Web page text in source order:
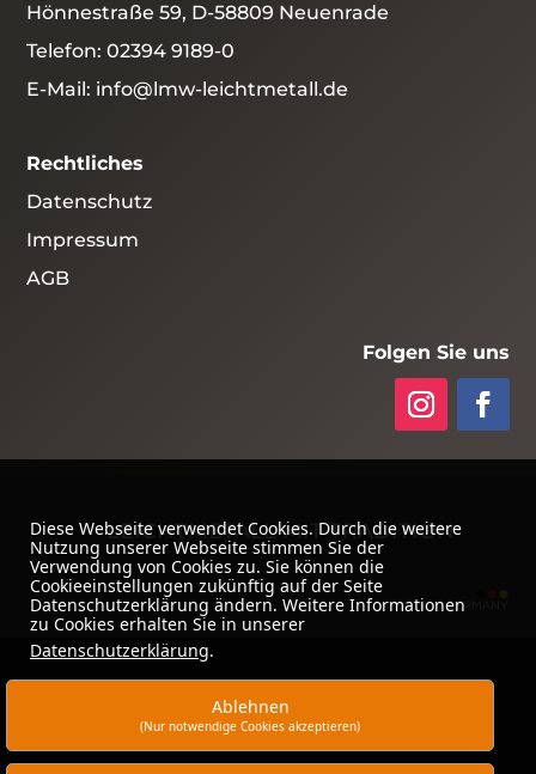
Hönnestraße 59, D-58809 Neuenrade
Telefon:02394 9189-0
E-Mail: info@lmw-leichtmetall.de
Rechtliches
Datenschutz
Impressum
AGB
Folgen Sie uns
LEICHTMETALL MIT TRADITION
Diese Webseite verwendet Cookies. Durch die weitere
Nutzung unserer Webseite stimmen Sie der
Verwendung von Cookies zu. Sie können die
Cookieeinstellungen zukünftig auf der Seite
Datenschutzerklärung ändern. Weitere Informationen
zu Cookies erhalten Sie in unserer
Datenschutzerklärung.
Ablehnen
(Nur notwendige Cookies akzeptieren)